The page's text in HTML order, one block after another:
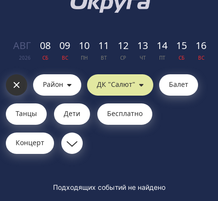
АВГ
2026
08
СБ
09
ВС
10
ПН
11
ВТ
12
СР
13
ЧТ
14
ПТ
15
СБ
16
ВС
Район ДК "Салют" Балет
Танцы Дети Бесплатно
Концерт
Подходящих событий не найдено